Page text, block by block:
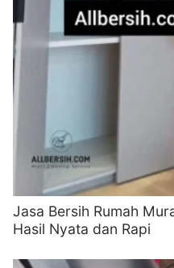
Jasa Bersih Rumah
Hasil Nyata dan Rapi